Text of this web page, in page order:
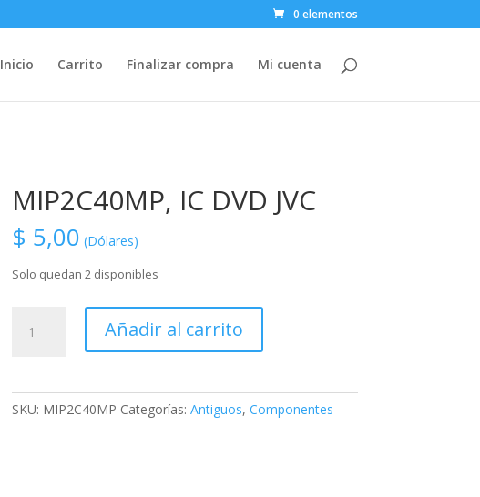
0 elementos
Inicio Carrito Finalizar compra Mi cuenta
MIP2C40MP, IC DVD JVC
$ 5,00 (Dólares)
Solo quedan 2 disponibles
Añadir al carrito
SKU: MIP2C40MP Categorías: Antiguos, Componentes